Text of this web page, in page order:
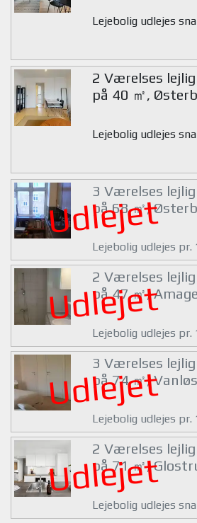
Lejebolig udlejes
2 Værelses
på 40 ㎡,
Lejebolig udlejes
Udlejet
3 Værelses
på 68 ㎡,
Lejebolig udlejes pr.
Udlejet
2 Værelses
på 47 ㎡,
Lejebolig udlejes pr.
Udlejet
3 Værelses
på 74 ㎡,
Lejebolig udlejes pr.
Udlejet
2 Værelses
på 71 ㎡,
Lejebolig udlejes